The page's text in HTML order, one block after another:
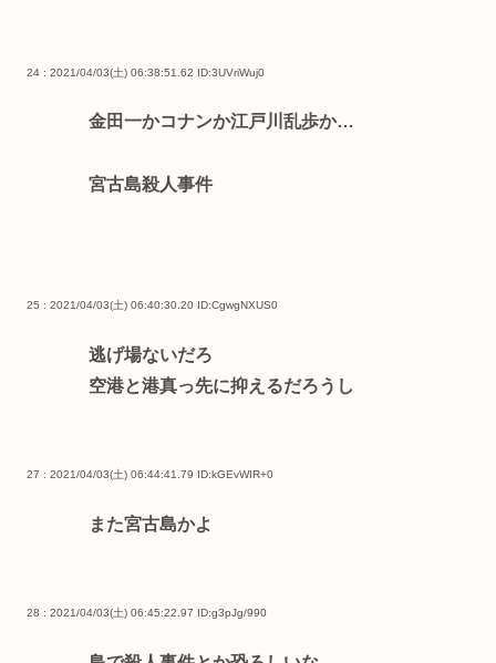
24 : 2021/04/03(土) 06:38:51.62 ID:3UVriWuj0
金田一かコナンか江戸川乱歩か…
宮古島殺人事件
25 : 2021/04/03(土) 06:40:30.20 ID:CgwgNXUS0
逃げ場ないだろ
空港と港真っ先に抑えるだろうし
27 : 2021/04/03(土) 06:44:41.79 ID:kGEvWIR+0
また宮古島かよ
28 : 2021/04/03(土) 06:45:22.97 ID:g3pJg/990